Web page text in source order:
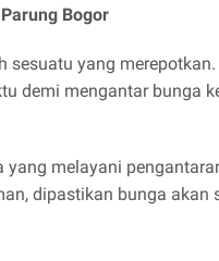
Bogor
yang merepotkan.
demi mengantar bunga
melayani
dipastikan bunga akan